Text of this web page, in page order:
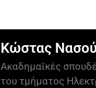
Κώστας
Ακαδημαϊκές
του τμήματος